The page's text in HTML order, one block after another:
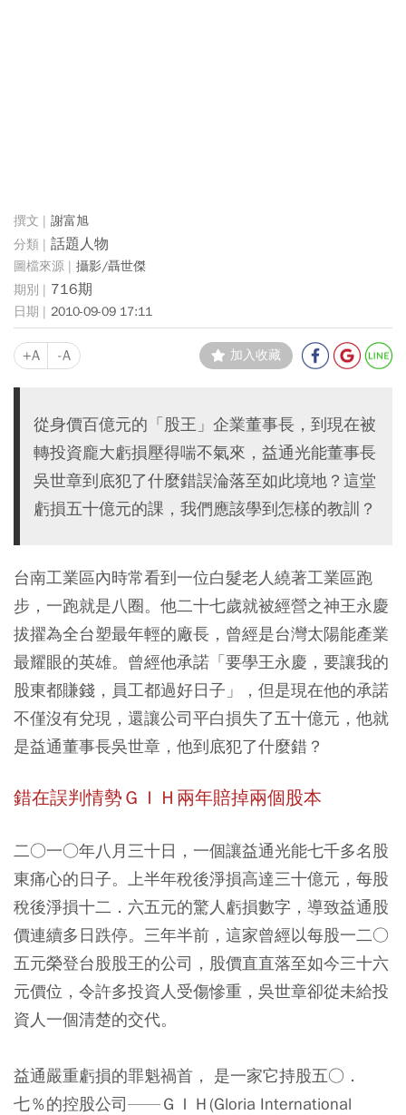
謝富旭
話題人物
攝影/聶世傑
716期
2010-09-09 17:11
+A -A 加入收藏
從身價百億元的「股王」企業董事長，到現在被
轉投資龐大虧損壓得喘不氣來，益通光能董事長
吳世章到底犯了什麼錯誤淪落至如此境地？這堂
虧損五十億元的課，我們應該學到怎樣的教訓？
台南工業區內時常看到一位白髮老人繞著工業區跑
步，一跑就是八圈。他二十七歲就被經營之神王永慶
拔擢為全台塑最年輕的廠長，曾經是台灣太陽能產業
最耀眼的英雄。曾經他承諾「要學王永慶，要讓我的
股東都賺錢，員工都過好日子」，但是現在他的承諾
不僅沒有兌現，還讓公司平白損失了五十億元，他就
是益通董事長吳世章，他到底犯了什麼錯？
錯在誤判情勢ＧＩＨ兩年賠掉兩個股本
二○一○年八月三十日，一個讓益通光能七千多名股
東痛心的日子。上半年稅後淨損高達三十億元，每股
稅後淨損十二．六五元的驚人虧損數字，導致益通股
價連續多日跌停。三年半前，這家曾經以每股一二○
五元榮登台股股王的公司，股價直直落至如今三十六
元價位，令許多投資人受傷慘重，吳世章卻從未給投
資人一個清楚的交代。
益通嚴重虧損的罪魁禍首， 是一家它持股五○．
七％的控股公司——ＧＩＨ(Gloria International